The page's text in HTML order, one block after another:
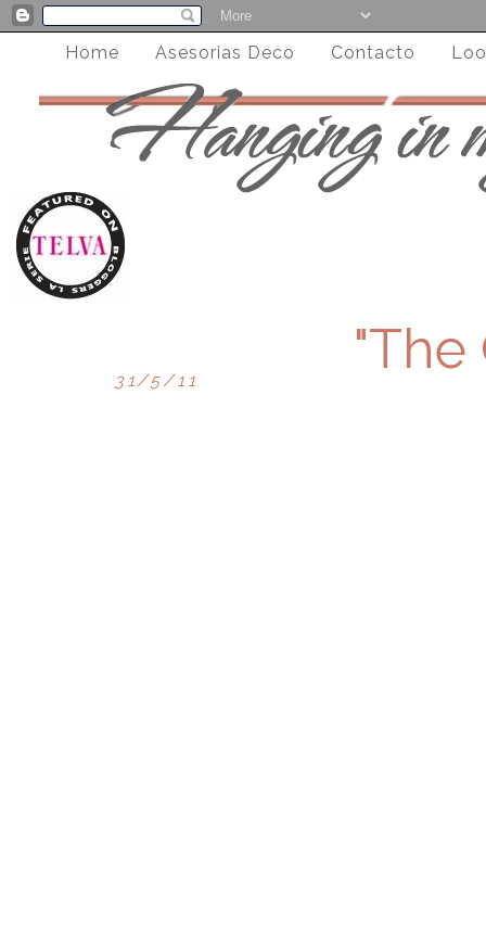
Home Asesorias Deco Contacto
31/5/11 "The